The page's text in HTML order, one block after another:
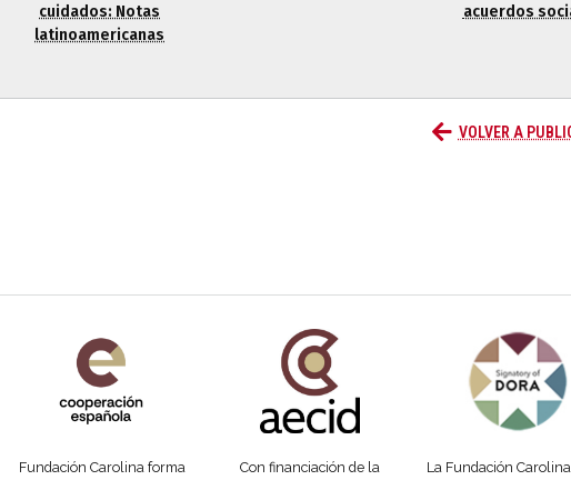
cuidados: Notas
latinoamericanas
acuerdos
VOLVER A
Fundación Carolina forma
Con financiación de la
La Fundación